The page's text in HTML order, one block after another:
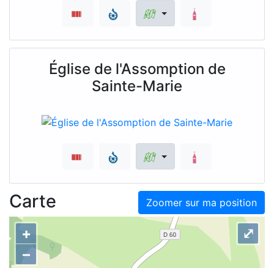
Église de l'Assomption de
Sainte-Marie
Zoomer sur ma position
Carte
+
–
⤢